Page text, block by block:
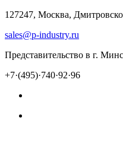
127247, Москва,
sales@p-industry.ru
Представительство в г.
+7·(495)·740·92·96